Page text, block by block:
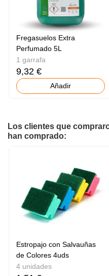
Fregasuelos Extra
Perfumado 5L
1 garrafa
9,32 €
Añadir
Los clientes que
han comprado:
Estropajo con Salvauñas
de Colores 4uds
4 unidades